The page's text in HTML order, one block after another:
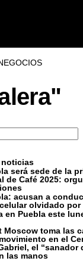
noticias
será sede de la
de Café 2025:
acusan a
olvidado por
en Puebla este
Moscow toma las
en el
el “sanador
las manos